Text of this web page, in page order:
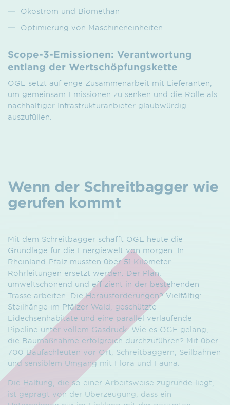
Ökostrom und Biomethan
Optimierung von Maschineneinheiten
Scope-3-Emissionen: Verantwortung
entlang der Wertschöpfungskette
OGE setzt auf enge Zusammenarbeit mit Lieferanten,
um gemeinsam Emissionen zu senken und die Rolle als
nachhaltiger Infrastrukturanbieter glaubwürdig
auszufüllen.
Wenn der Schreitbagger wie
gerufen kommt
Mit dem Schreitbagger schafft OGE heute die
Grundlage für die Energiewelt von morgen. In
Rheinland-Pfalz mussten über 51 Kilometer
Rohrleitungen ersetzt werden. Der Plan:
umweltschonend und effizient in der bestehenden
Trasse arbeiten. Die Herausforderungen? Vielfältig:
Steilhänge im Pfälzer Wald, geschützte
Eidechsenhabitate und eine parallel verlaufende
Pipeline unter vollem Gasdruck. Wie es OGE gelang,
die Baumaßnahme erfolgreich durchzuführen? Mit über
700 Baufachleuten vor Ort, Schreitbaggern, Seilbahnen
und sensiblem Umgang mit Flora und Fauna.
Die Haltung, die so einer Arbeitsweise zugrunde liegt,
ist geprägt von der Überzeugung, dass ein